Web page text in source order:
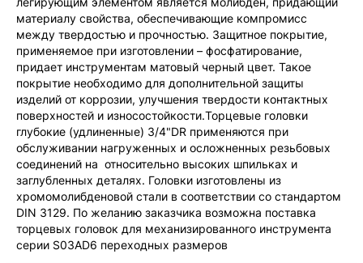
материалу свойства, обеспечивающие компромисс
между твердостью и прочностью. Защитное покрытие,
применяемое при изготовлении – фосфатирование,
придает инструментам матовый черный цвет. Такое
покрытие необходимо для дополнительной защиты
изделий от коррозии, улучшения твердости контактных
поверхностей и износостойкости.Торцевые головки
глубокие (удлиненные) 3/4"DR применяются при
обслуживании нагруженных и осложненных резьбовых
соединений на относительно высоких шпильках и
заглубленных деталях. Головки изготовлены из
хромомолибденовой стали в соответствии со стандартом
DIN 3129. По желанию заказчика возможна поставка
торцевых головок для механизированного инструмента
серии S03AD6 переходных размеров